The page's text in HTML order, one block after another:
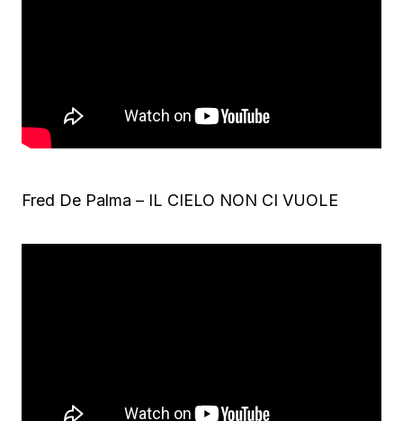
Fred De Palma – IL CIELO NON CI VUOLE